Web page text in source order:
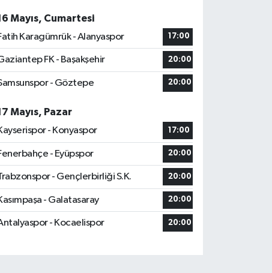
Mayıs, Cumartesi
Karagümrük - Alanyaspor
17:00
FK - Başakşehir 20:00
- Göztepe 20:00
Mayıs, Pazar
- Konyaspor
17:00
- Eyüpspor 20:00
- Gençlerbirliği S.K. 20:00
- Galatasaray 20:00
- Kocaelispor 20:00